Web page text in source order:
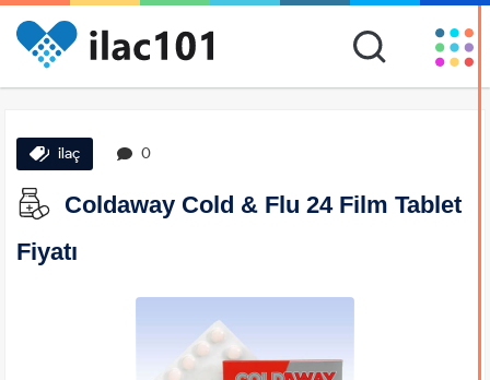
ilaç 0
Coldaway Cold & Flu 24 Film Tablet
Fiyatı